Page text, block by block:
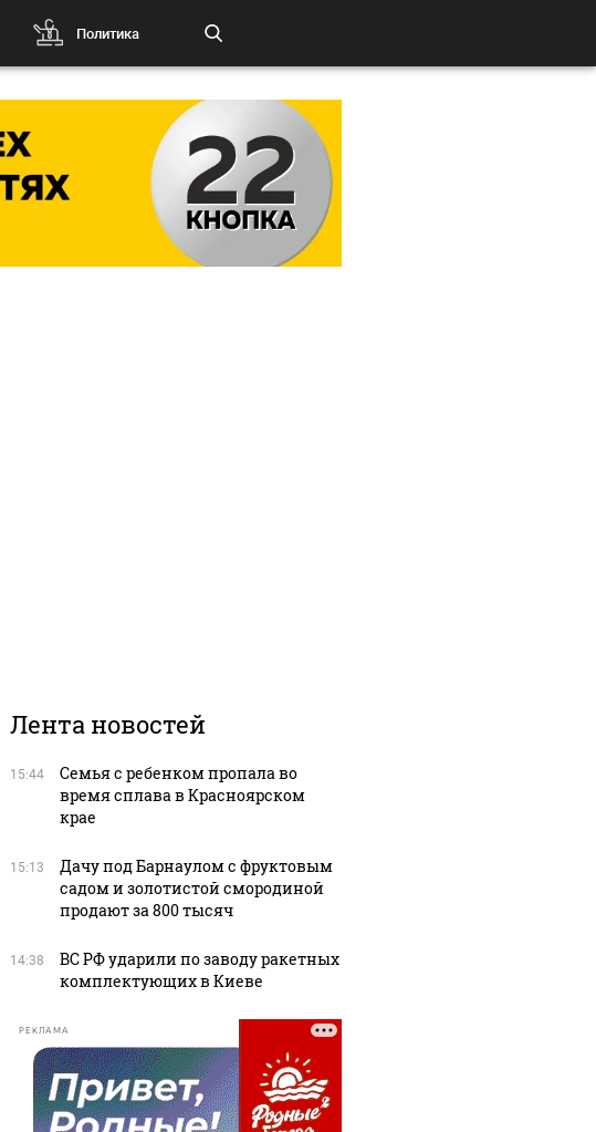
Политика
Лента новостей
15:44
Семья с ребенком пропала во
время сплава в Красноярском
крае
15:13
Дачу под Барнаулом с фруктовым
садом и золотистой смородиной
продают за 800 тысяч
14:38
ВС РФ ударили по заводу ракетных
комплектующих в Киеве
РЕКЛАМА